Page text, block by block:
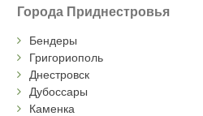
Города Приднестровья
Бендеры
Григориополь
Днестровск
Дубоссары
Каменка